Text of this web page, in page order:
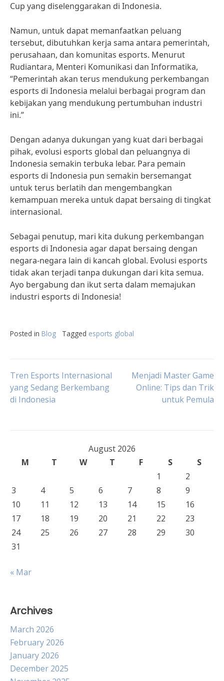
Cup yang diselenggarakan di Indonesia.
Namun, untuk dapat memanfaatkan peluang
tersebut, dibutuhkan kerja sama antara pemerintah,
perusahaan, dan komunitas esports. Menurut
Rudiantara, Menteri Komunikasi dan Informatika,
“Pemerintah akan terus mendukung perkembangan
esports di Indonesia melalui berbagai program dan
kebijakan yang mendukung pertumbuhan industri
ini.”
Dengan adanya dukungan yang kuat dari berbagai
pihak, evolusi esports global dan peluangnya di
Indonesia semakin terbuka lebar. Para pemain
esports di Indonesia pun semakin bersemangat
untuk terus berlatih dan mengembangkan
kemampuan mereka untuk dapat bersaing di tingkat
internasional.
Sebagai penutup, mari kita dukung perkembangan
esports di Indonesia agar dapat bersaing dengan
negara-negara lain di kancah global. Evolusi esports
tidak akan terjadi tanpa dukungan dari kita semua.
Ayo bergabung dan ikut serta dalam memajukan
industri esports di Indonesia!
Posted in Blog Tagged esports global
Post
navigation
Tren Esports Internasional
yang Sedang Berkembang
di Indonesia
Menjadi Master Game
Online: Tips dan Trik
untuk Pemula
August 2026
M
T W T F S
S
1
2
3
4 5 6 7 8
9
10
11 12 13 14 15
16
17
18 19 20 21 22
23
24
25 26 27 28 29
30
31
« Mar
Archives
March 2026
February 2026
January 2026
December 2025